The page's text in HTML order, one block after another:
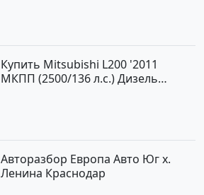
Купить Mitsubishi L200 '2011
МКПП (2500/136 л.с.) Дизель
Авторазбор Европа Авто Юг х.
Ленина Краснодар